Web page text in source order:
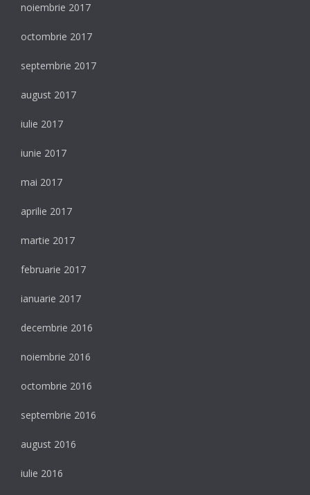
noiembrie 2017
octombrie 2017
septembrie 2017
august 2017
iulie 2017
iunie 2017
mai 2017
aprilie 2017
martie 2017
februarie 2017
ianuarie 2017
decembrie 2016
noiembrie 2016
octombrie 2016
septembrie 2016
august 2016
iulie 2016